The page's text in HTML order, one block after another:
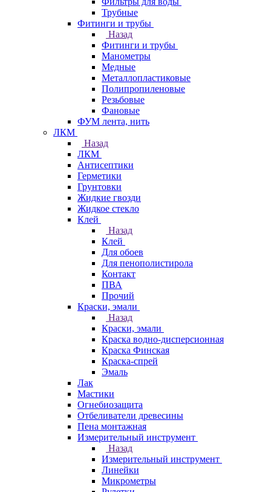
Трубные
Фитинги и трубы
Назад
Фитинги и трубы
Манометры
Медные
Металлопластиковые
Полипропиленовые
Резьбовые
Фановые
ФУМ лента, нить
ЛКМ
Назад
ЛКМ
Антисептики
Герметики
Грунтовки
Жидкие гвозди
Жидкое стекло
Клей
Назад
Клей
Для обоев
Для пенополистирола
Контакт
ПВА
Прочий
Краски, эмали
Назад
Краски, эмали
Краска водно-дисперсионная
Краска Финская
Краска-спрей
Эмаль
Лак
Мастики
Огнебиозащита
Отбеливатели древесины
Пена монтажная
Измерительный инструмент
Назад
Измерительный инструмент
Линейки
Микрометры